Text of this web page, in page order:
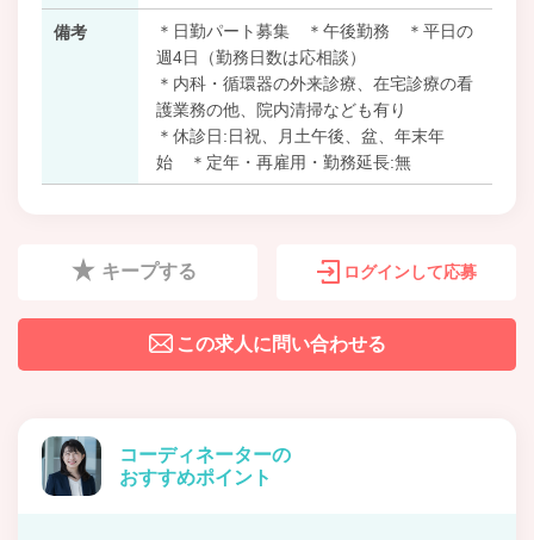
備考
＊日勤パート募集 ＊午後勤務 ＊平日の
週4日（勤務日数は応相談）
＊内科・循環器の外来診療、在宅診療の看
護業務の他、院内清掃なども有り
＊休診日:日祝、月土午後、盆、年末年
始 ＊定年・再雇用・勤務延長:無
キープする ログインして応募
この求人に問い合わせる
コーディネーターの
おすすめポイント